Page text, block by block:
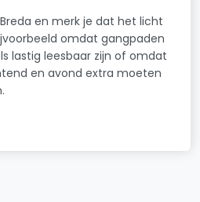
en merk je dat het licht
omdat gangpaden
lastig leesbaar zijn of omdat
en avond extra moeten